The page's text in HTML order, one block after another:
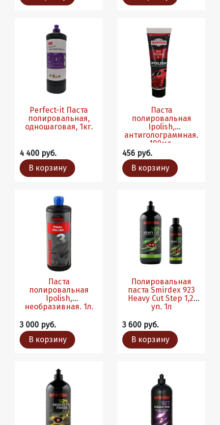
Perfect-it Паста
полировальная,
одношаговая, 1кг.
4 400 руб.
В корзину
Паста
полировальная
Ipolish,
антиголограммная.
100мл.
456 руб.
В корзину
Паста
полировальная
Ipolish,
необразивная. 1л.
3 000 руб.
В корзину
Полировальная
паста Smirdex 923
Heavy Cut Step 1,2,
уп. 1л
3 600 руб.
В корзину